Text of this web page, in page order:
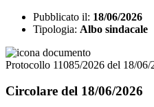
Pubblicato il: 18/06/2026
Tipologia: Albo sindacale
Protocollo 11085/2026 del 18/06/
Circolare del 18/06/2026